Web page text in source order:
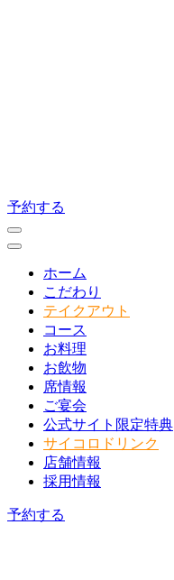
予約する
ホーム
こだわり
テイクアウト
コース
お料理
お飲物
席情報
ご宴会
公式サイト限定特典
サイコロドリンク
店舗情報
採用情報
予約する